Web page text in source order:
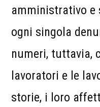
amministrativo e
ogni singola
numeri, tuttavia,
lavoratori e le
storie, i loro